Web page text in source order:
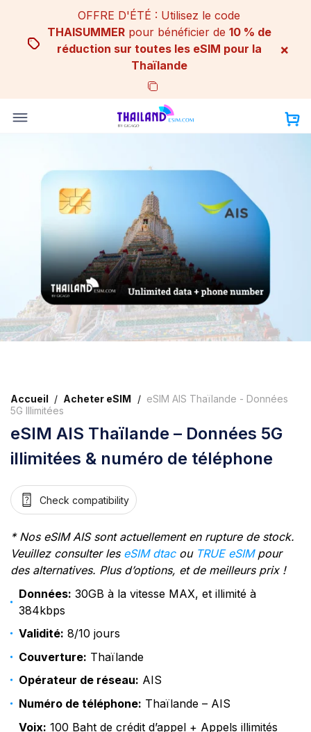
content
OFFRE D'ÉTÉ : Utilisez le code
THAISUMMERpour bénéficier de 10 % de
réduction sur toutes les eSIM pour la
Thaïlande
×
Accueil / Acheter eSIM / eSIM AIS Thaïlande - Données
5G Illimitées
eSIM AIS Thaïlande – Données 5G
illimitées & numéro de téléphone
Check compatibility
* Nos eSIM AIS sont actuellement en rupture de stock.
Veuillez consulter les eSIM dtacou TRUE eSIMpour
des alternatives. Plus d’options, et de meilleurs prix !
Données: 30GB à la vitesse MAX, et illimité à
384kbps
Validité: 8/10 jours
Couverture: Thaïlande
Opérateur de réseau: AIS
Numéro de téléphone: Thaïlande – AIS
Voix: 100 Baht de crédit d’appel + Appels illimités